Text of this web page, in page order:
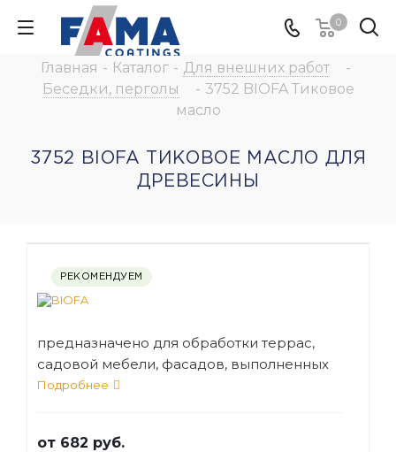
0
Главная - Каталог - Для внешних работ
-
Беседки, перголы
- 3752 BIOFA Тиковое
масло
3752 BIOFA ТИКОВОЕ МАСЛО ДЛЯ
ДРЕВЕСИНЫ
РЕКОМЕНДУЕМ
предназначено для обработки террас,
садовой мебели, фасадов, выполненных
из европейских и экзотических пород
Подробнее
от 682 руб.